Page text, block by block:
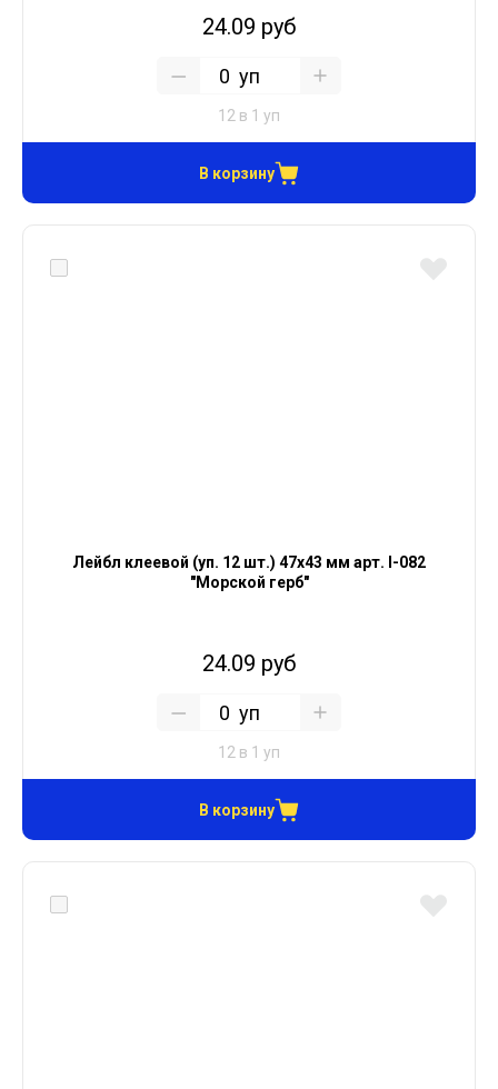
24.09 руб
уп
12 в 1 уп
В корзину
Лейбл клеевой (уп. 12 шт.) 47х43 мм арт. I-082
"Морской герб"
24.09 руб
уп
12 в 1 уп
В корзину